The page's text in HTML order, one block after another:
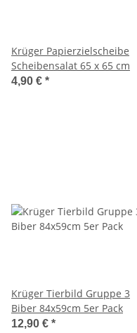
Krüger Papierzielscheibe
Scheibensalat 65 x 65 cm
4,90 € *
Krüger Tierbild Gruppe 3
Biber 84x59cm 5er Pack
12,90 € *